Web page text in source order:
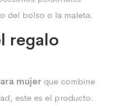
del bolso o la maleta.
regalo
mujer que combine
este es el producto.